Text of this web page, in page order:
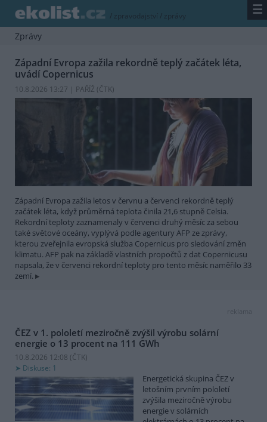
/ zpravodajství / zprávy ☰
Zprávy
Západní Evropa zažila rekordně teplý začátek léta,
uvádí Copernicus
10.8.2026 13:27 | PAŘÍŽ (ČTK)
Západní Evropa zažila letos v červnu a červenci rekordně teplý
začátek léta, když průměrná teplota činila 21,6 stupně Celsia.
Rekordní teploty zaznamenaly v červenci druhý měsíc za sebou
také světové oceány, vyplývá podle agentury AFP ze zprávy,
kterou zveřejnila evropská služba Copernicus pro sledování změn
klimatu. AFP pak na základě vlastních propočtů z dat Copernicusu
napsala, že v červenci rekordní teploty pro tento měsíc naměřilo 33
zemí.
reklama
ČEZ v 1. pololetí meziročně zvýšil výrobu solární
energie o 13 procent na 111 GWh
10.8.2026 12:08 (ČTK)
Diskuse: 1
Energetická skupina ČEZ v
letošním prvním pololetí
zvýšila meziročně výrobu
energie v solárních